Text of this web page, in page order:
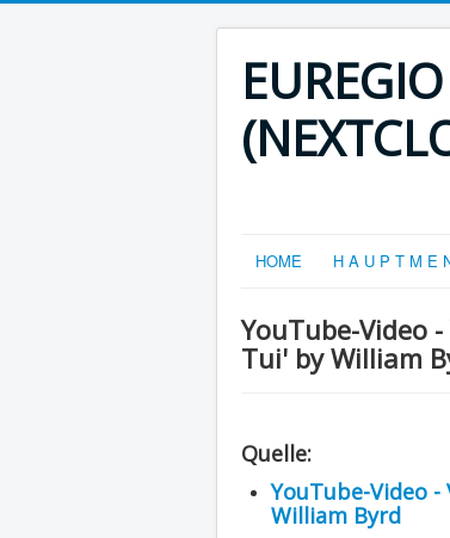
HOME H A U P T M E
YouTube-Video
Tui' by William
Quelle:
YouTube-Video -
William Byrd